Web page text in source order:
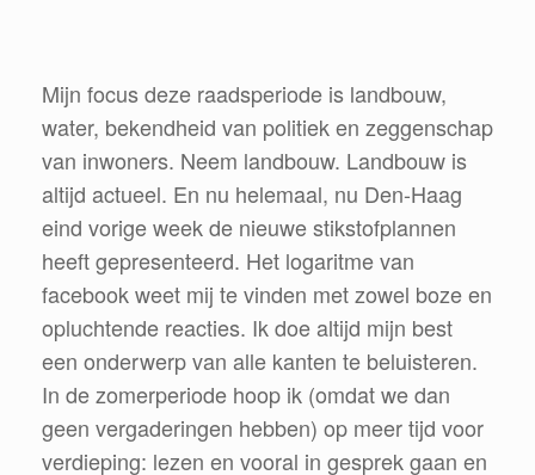
Mijn focus deze raadsperiode is landbouw,
water, bekendheid van politiek en zeggenschap
van inwoners. Neem landbouw. Landbouw is
altijd actueel. En nu helemaal, nu Den-Haag
eind vorige week de nieuwe stikstofplannen
heeft gepresenteerd. Het logaritme van
facebook weet mij te vinden met zowel boze en
opluchtende reacties. Ik doe altijd mijn best
een onderwerp van alle kanten te beluisteren.
In de zomerperiode hoop ik (omdat we dan
geen vergaderingen hebben) op meer tijd voor
verdieping: lezen en vooral in gesprek gaan en